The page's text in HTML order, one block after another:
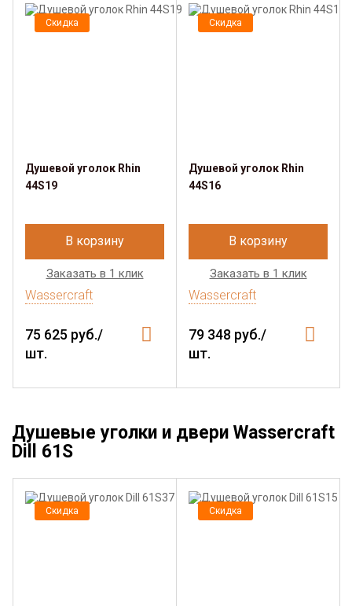
Скидка
Душевой уголок Rhin
44S19
В корзину
Заказать в 1 клик
Wassercraft
75 625 руб./
шт.
Скидка
Душевой уголок Rhin
44S16
В корзину
Заказать в 1 клик
Wassercraft
79 348 руб./
шт.
Душевые уголки и двери Wassercraft
Dill 61S
Скидка Скидка